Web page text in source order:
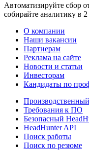
Автоматизируйте сбор
собирайте аналитику в
О компании
Наши вакансии
Партнерам
Реклама на сайте
Новости и статьи
Инвесторам
Кандидаты по
Требования к ПО
Безопасный
HeadHunter API
Поиск работы
Поиск по резюме